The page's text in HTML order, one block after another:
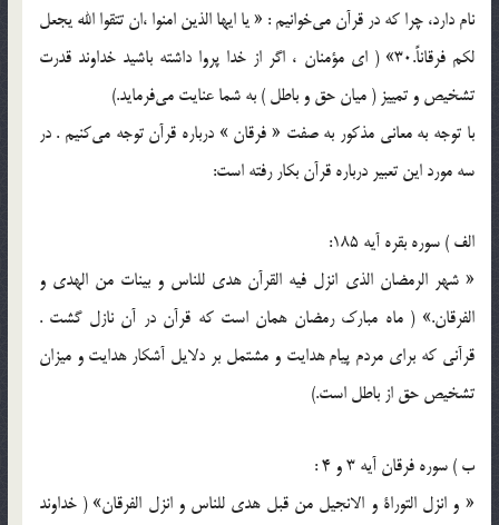
نام دارد، ‌چرا كه در قرآن مي‌خوانيم :‌ « يا ايها الذين امنوا ،‌ان تتقوا الله يجعل
لكم فرقاناً.30» ( اي مؤمنان ، اگر از خدا پروا داشته‌ باشيد خداوند قدرت
تشخيص و تمييز ( ميان حق و باطل ) به شما عنايت مي‌فرمايد.)
با توجه به معاني مذكور به صفت « فرقان » درباره قرآن توجه مي‌كنيم . در
سه مورد اين تعبير درباره قرآن بكار رفته است:
الف ) سوره بقره آيه 185‌:
« شهر الرمضان الذي انزل فيه القرآن هدي للناس و بينات من الهدي و
الفرقان.» ( ماه مبارك رمضان همان است كه قرآن در آن نازل گشت .
قرآني كه براي مردم پيام هدايت و مشتمل بر دلايل آشكار هدايت و ميزان
تشخيص حق از باطل است.)
ب ) سوره فرقان آيه 3 و 4‌ :
« و انزل التوراة و الانجيل من قبل هدي للناس و انزل الفرقان» (‌ خداوند